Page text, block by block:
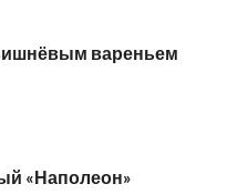
вареньем
«Наполеон»